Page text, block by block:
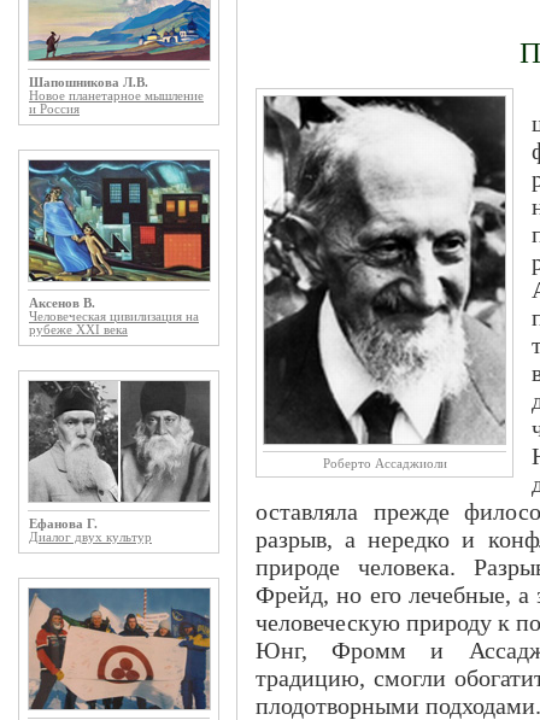
Шапошникова Л.В.
Новое планетарное мышление
и Россия
Аксенов В.
Человеческая цивилизация на
рубеже XXI века
Ефанова Г.
Диалог двух культур
Рoберто Ассаджиоли
оставляла прежде
разрыв, а нередко и
природе человека.
Фрейд, но его лечебные,
человеческую природу к
Юнг, Фромм и
традицию, смогли
плодотворными подходами.